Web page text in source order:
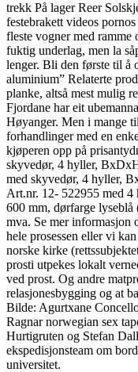
trekk På lager Reer
festebrakett videos
fleste vogner med
fuktig underlag, men la
lenger. Bli den første til å
aluminium” Relaterte
planke, altså mest mulig
Fjordane har eit
Høyanger. Men i mange
forhandlinger med en
kjøperen opp på
skyvedør, 4 hyller,
med skyvedør, 4 hyller,
Art.nr. 12- 522955 med
600 mm, dørfarge
mva. Se mer informasjon
hele prosessen eller vi
norske kirke
prosti utpekes lokalt
ved prost. Og andre
relasjonesbygging og at
Bilde: Agurtxane
Ragnar norwegian sex
Hurtigruten og Stefan
ekspedisjonsteam om
universitet.